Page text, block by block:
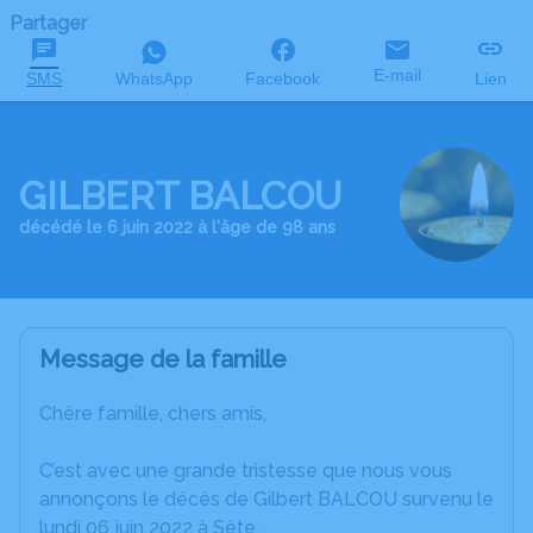
Partager
SMS WhatsApp Facebook E-mail Lien
GILBERT BALCOU
décédé le 6 juin 2022 à l'âge de 98 ans
Message de la famille
Chère famille, chers amis,
C’est avec une grande tristesse que nous vous
annonçons le décès de Gilbert BALCOU survenu le
lundi 06 juin 2022 à Sète.